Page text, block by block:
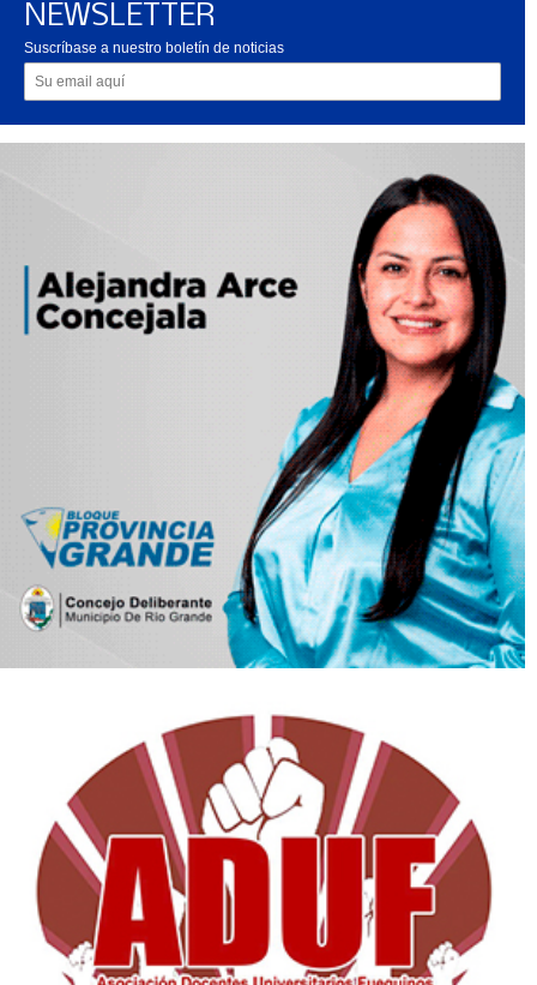
NEWSLETTER
Suscríbase a nuestro boletín de noticias